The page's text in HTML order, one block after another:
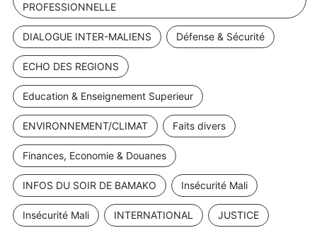
PROFESSIONNELLE
DIALOGUE INTER-MALIENS Défense & Sécurité
ECHO DES REGIONS
Education & Enseignement Superieur
ENVIRONNEMENT/CLIMAT Faits divers
Finances, Economie & Douanes
INFOS DU SOIR DE BAMAKO Insécurité Mali
Insécurité Mali INTERNATIONAL JUSTICE